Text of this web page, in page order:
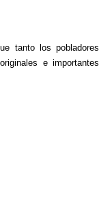
tanto los pobladores
e importantes